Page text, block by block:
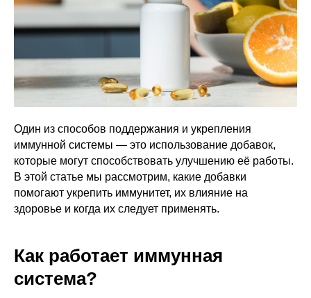
Один из способов поддержания и укрепления
иммунной системы — это использование добавок,
которые могут способствовать улучшению её работы.
В этой статье мы рассмотрим, какие добавки
помогают укрепить иммунитет, их влияние на
здоровье и когда их следует применять.
Как работает иммунная
система?